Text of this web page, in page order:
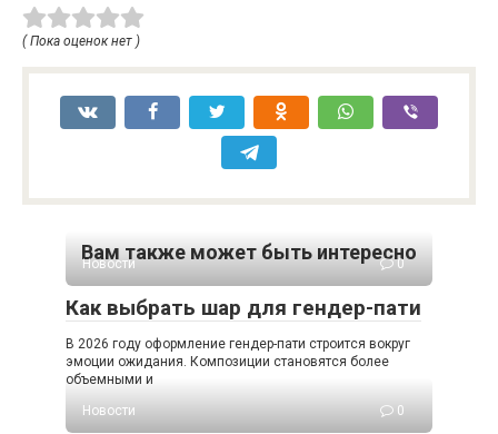
( Пока оценок нет )
Вам также может быть интересно
Новости 0
Как выбрать шар для гендер-пати
В 2026 году оформление гендер-пати строится вокруг
эмоции ожидания. Композиции становятся более
объемными и
Новости
0